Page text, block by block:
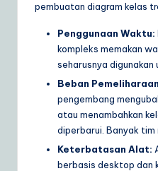
pembuatan diagram kelas
Penggunaan Waktu:
kompleks memakan
seharusnya digunakan
Beban
pengembang
atau menambahkan
diperbarui. Banyak tim
Keterbatasan Alat:
berbasis desktop dan